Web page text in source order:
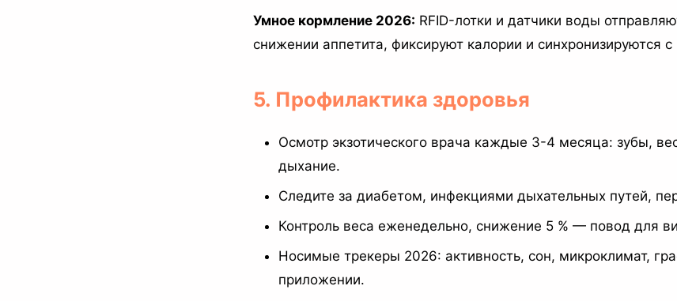
Умное кормление 2026: RFID-лотки и датчики воды
снижении аппетита, фиксируют калории и синхронизируются
5. Профилактика здоровья
Осмотр экзотического врача каждые 3-4 месяца: зубы,
дыхание.
Следите за диабетом, инфекциями дыхательных путей,
Контроль веса еженедельно, снижение 5 % — повод для
Носимые трекеры 2026: активность, сон, микроклимат,
приложении.